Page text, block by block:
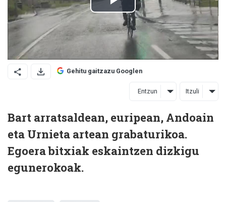
Gehitu gaitzazu Googlen
Entzun Itzuli
Bart arratsaldean, euripean, Andoain
eta Urnieta artean grabaturikoa.
Egoera bitxiak eskaintzen dizkigu
egunerokoak.